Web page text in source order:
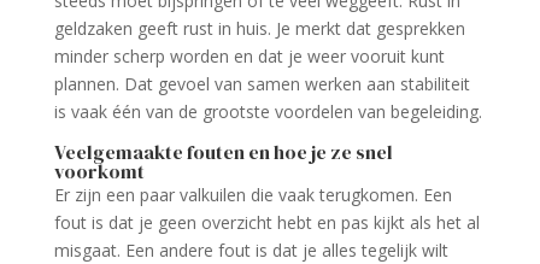
geldzaken geeft rust in huis. Je merkt dat gesprekken
minder scherp worden en dat je weer vooruit kunt
plannen. Dat gevoel van samen werken aan stabiliteit
is vaak één van de grootste voordelen van begeleiding.
Veelgemaakte fouten en hoe je ze snel
voorkomt
Er zijn een paar valkuilen die vaak terugkomen. Een
fout is dat je geen overzicht hebt en pas kijkt als het al
misgaat. Een andere fout is dat je alles tegelijk wilt